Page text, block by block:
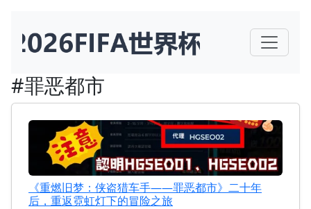
#罪恶都市
《重燃旧梦：侠盗猎车手——罪恶都市》二十年
后，重返霓虹灯下的冒险之旅